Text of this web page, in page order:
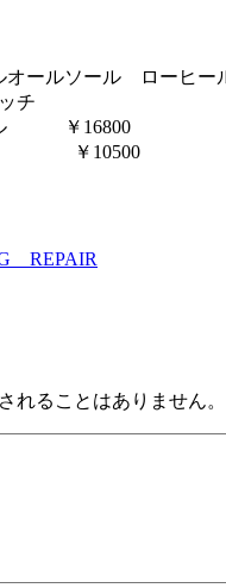
ルオールソール ロー
ダブル
ル ￥16800
10500
REPAIR
れることはありません。